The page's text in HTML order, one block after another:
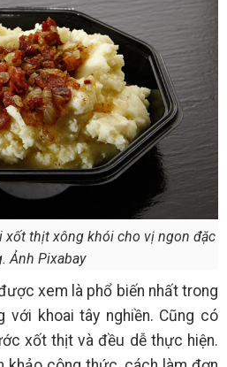
xốt thịt xông khói cho vị ngon đặc
Ảnh Pixabay
xem là phổ biến nhất trong
khoai tây nghiền. Cũng có
xốt thịt và đều dễ thực hiện.